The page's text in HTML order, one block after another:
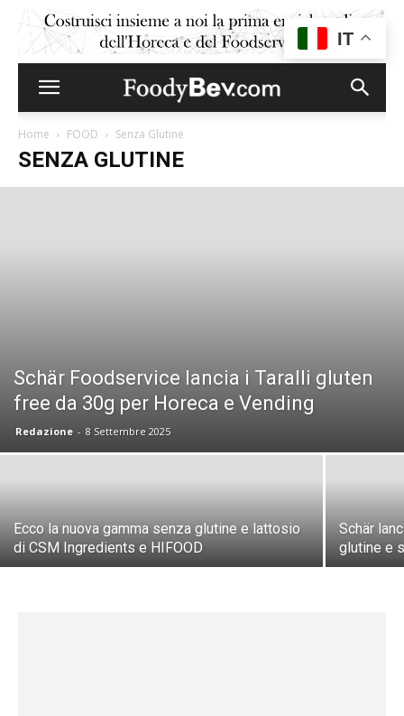
Home FOOD Senza Glutine
SENZA GLUTINE
Schär Foodservice lancia i Taralli gluten
free da 30g per Horeca e Vending
Redazione - 8 Settembre 2025
Ecco la nuova gamma senza glutine e lattosio
di CSM Ingredients e HIFOOD
Schär
glutine e
IT